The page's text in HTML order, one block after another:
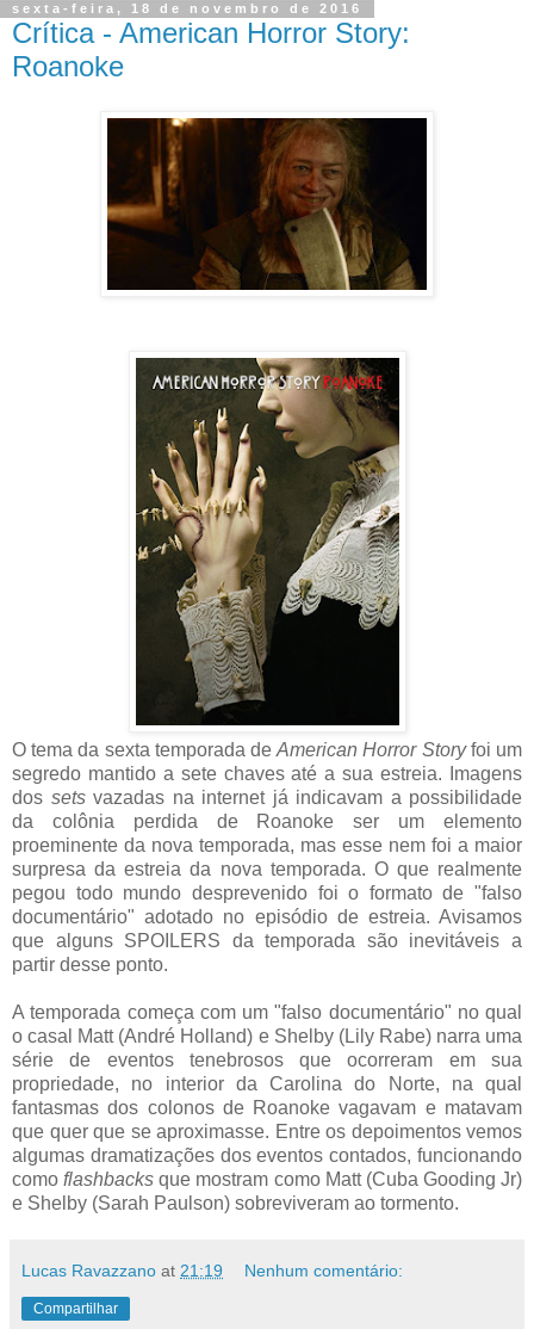
sexta-feira, 18 de novembro de 2016
Crítica - American Horror Story:
Roanoke
O tema da sexta temporada deAmerican Horror Storyfoi um
segredo mantido a sete chaves até a sua estreia. Imagens
dos setsvazadas na internet já indicavam a possibilidade
da colônia perdida de Roanoke ser um elemento
proeminente da nova temporada, mas esse nem foi a maior
surpresa da estreia da nova temporada. O que realmente
pegou todo mundo desprevenido foi o formato de "falso
documentário" adotado no episódio de estreia. Avisamos
que alguns SPOILERS da temporada são inevitáveis a
partir desse ponto.
A temporada começa com um "falso documentário" no qual
o casal Matt (André Holland) e Shelby (Lily Rabe) narra uma
série de eventos tenebrosos que ocorreram em sua
propriedade, no interior da Carolina do Norte, na qual
fantasmas dos colonos de Roanoke vagavam e matavam
que quer que se aproximasse. Entre os depoimentos vemos
algumas dramatizações dos eventos contados, funcionando
comoflashbacks que mostram como Matt (Cuba Gooding Jr)
e Shelby (Sarah Paulson) sobreviveram ao tormento.
Lucas Ravazzano at 21:19 Nenhum comentário:
Compartilhar